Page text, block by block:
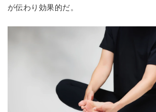
が伝わり効果的だ。